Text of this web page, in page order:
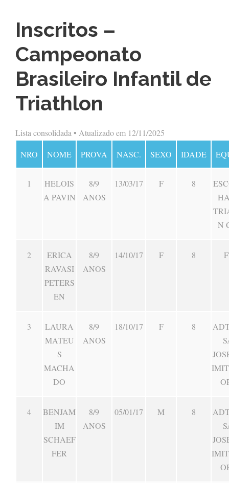
Inscritos –
Campeonato
Brasileiro Infantil de
Triathlon
Lista consolidada • Atualizado em 12/11/2025
NRO
NOME PROVA NASC. SEXO IDADE
1
HELOIS
A PAVIN
8/9
ANOS
13/03/17 F 8
N
2
ERICA
RAVASI
PETERS
EN
8/9
ANOS
14/10/17 F 8
3
LAURA
MATEU
S
MACHA
DO
8/9
ANOS
18/10/17 F 8
4
BENJAM
IM
SCHAEF
FER
8/9
ANOS
05/01/17 M 8